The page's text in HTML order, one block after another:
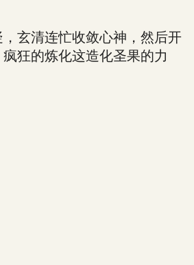
玄清连忙收敛心神，然后开
狂的炼化这造化圣果的力